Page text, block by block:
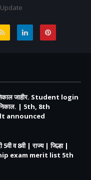
निकाल जाहीर. Student login
| 5th, 8th
announced
5वी व 8वी | राज्य | जिल्हा |
exam merit list 5th